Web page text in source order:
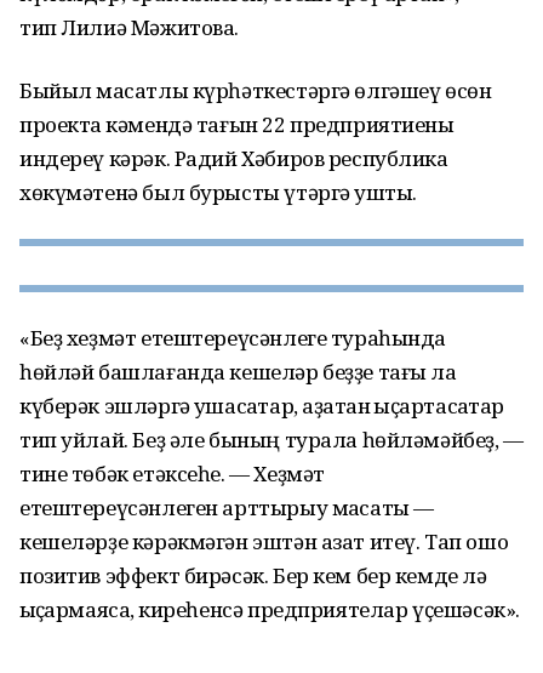
тип Лилиә Мәжитова.
Быйыл маҡсатлы күрһәткестәргә өлгәшеү өсөн
проектҡа кәмендә тағын 22 предприятиены
индереү кәрәк. Радий Хәбиров республика
хөкүмәтенә был бурысты үтәргә ҡушты.
«Беҙ хеҙмәт етештереүсәнлеге тураһында
һөйләй башлағанда кешеләр беҙҙе тағы ла
күберәк эшләргә ҡушасаҡтар, аҙаҡтан ҡыҫҡартасаҡтар
тип уйлай. Беҙ әле бының турала һөйләмәйбеҙ, —
тине төбәк етәксеһе. — Хеҙмәт
етештереүсәнлеген арттырыу маҡсаты —
кешеләрҙе кәрәкмәгән эштән азат итеү. Тап ошо
позитив эффект бирәсәк. Бер кем бер кемде лә
ҡыҫҡармаясаҡ, киреһенсә предприятелар үҫешәсәк».